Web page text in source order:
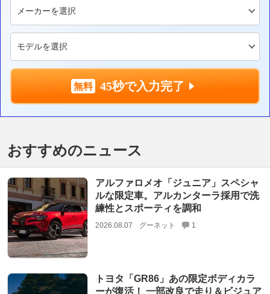
45秒で入力完了
おすすめのニュース
アルファロメオ「ジュニア」スペシャ
ルな限定車。アルカンターラ採用で洗
練性とスポーティを調和
2026.08.07 グーネット 1
トヨタ「GR86」あの限定ボディカラ
ーが復活！ 一部改良で走り＆ビジュア